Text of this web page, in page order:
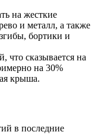
на жесткие
и металл, а также
бортики и
что сказывается на
на 30%
крыша.
в последние